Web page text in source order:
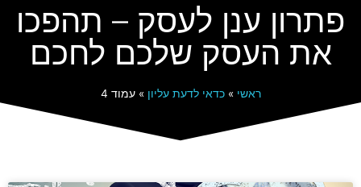
פתרון ענן לעסק – תהפכו
את העסק שלכם לחכם
ראשי »כדאי לדעת עליון »עמוד 4